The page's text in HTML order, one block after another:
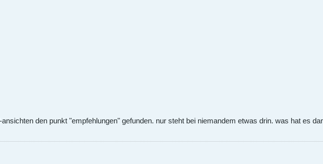
den punkt "empfehlungen" gefunden. nur steht bei niemandem etwas drin. was hat es